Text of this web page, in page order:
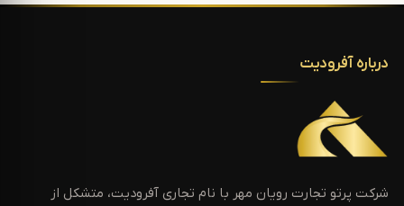
درباره آفرودیت
شرکت پرتو تجارت رویان مهر با نام تجاری آفرودیت، متشکل از